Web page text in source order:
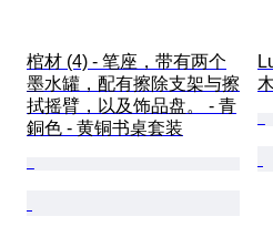
棺材 (4) - 笔座，带有两个
墨水罐，配有擦除支架与擦
拭摇臂，以及饰品盘。 - 青
銅色 - 黄铜书桌套装